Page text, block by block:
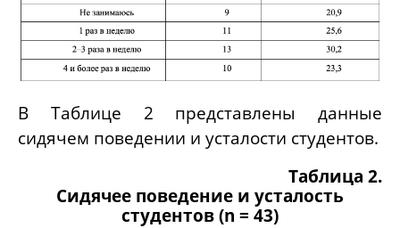
В Таблице 2 представлены данные
сидячем поведении и усталости студентов.
Таблица 2.
Сидячее поведение и усталость
студентов (n = 43)